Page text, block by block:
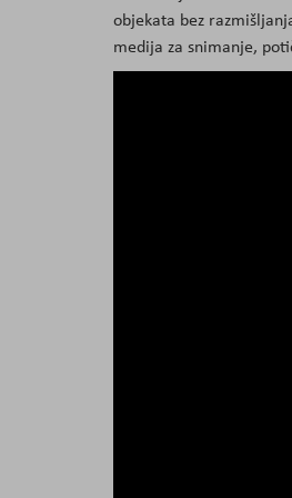
objekata bez
medija za snimanje,